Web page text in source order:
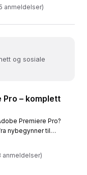
kreativ og
content
Premiere Pro og
raskere
anmeldelser)
og sosiale
Pro – komplett
Premiere Pro?
nybegynner til
uten at du trenger
60...
anmeldelser)